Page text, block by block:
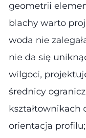
geometrii
blachy warto
woda nie
nie da się
wilgoci,
średnicy
kształtownikach
orientacja